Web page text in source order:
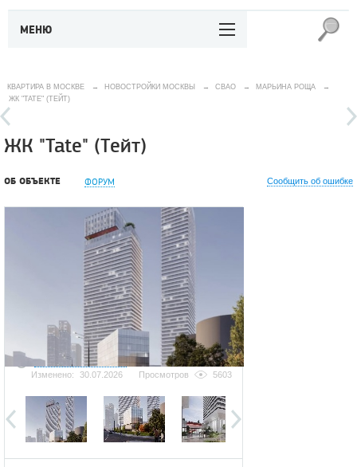
МЕНЮ
КВАРТИРА В МОСКВЕ → НОВОСТРОЙКИ МОСКВЫ → СВАО → МАРЬИНА РОЩА
→
ЖК "TATE" (ТЕЙТ)
ЖК "Tate" (Тейт)
ОБ ОБЪЕКТЕ ФОРУМ Сообщить об ошибке
Добавить фотографию
Изменено:
30.07.2026 Просмотров 5603